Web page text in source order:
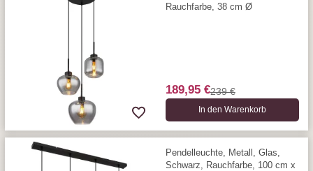
Rauchfarbe, 38 cm Ø
189,95 €239 €
In den Warenkorb
Pendelleuchte, Metall, Glas,
Schwarz, Rauchfarbe, 100 cm x